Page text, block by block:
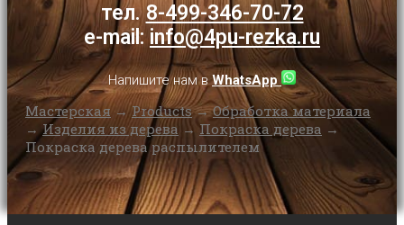
тел.8-499-346-70-72
e-mail: info@4pu-rezka.ru
Напишите нам вWhatsApp
Мастерская→Products→Обработка материала
→Изделия из дерева → Покраска дерева →
Покраска дерева распылителем